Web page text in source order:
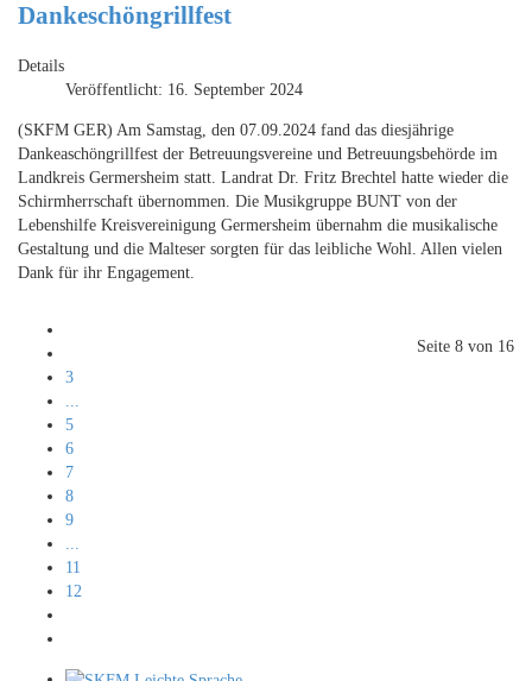
Dankeschöngrillfest
Details
Veröffentlicht: 16. September 2024
(SKFM GER) Am Samstag, den 07.09.2024 fand das diesjährige
Dankeaschöngrillfest der Betreuungsvereine und Betreuungsbehörde im
Landkreis Germersheim statt. Landrat Dr. Fritz Brechtel hatte wieder die
Schirmherrschaft übernommen. Die Musikgruppe BUNT von der
Lebenshilfe Kreisvereinigung Germersheim übernahm die musikalische
Gestaltung und die Malteser sorgten für das leibliche Wohl. Allen vielen
Dank für ihr Engagement.
Seite 8 von 16
3
5
6
7
8
9
11
12